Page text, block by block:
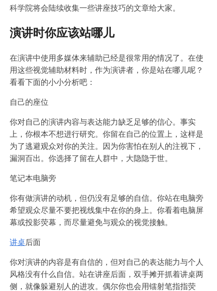
科学院将会陆续收集一些讲座技巧的文章给大家。
演讲时你应该站哪儿
在演讲中使用多媒体来辅助已经是很常用的情况了。在使
用这些视觉辅助材料时，作为演讲者，你是站在哪儿呢？
看看下面的小小分析吧：
自己的座位
你对自己的演讲内容与表达能力缺乏足够的信心。事实
上，你根本不想进行研究。你留在自己的位置上，这样是
为了逃避观众对你的关注。因为你害怕在别人的注视下，
漏洞百出。你选择了留在人群中，大隐隐于世。
笔记本电脑旁
你有做演讲的动机，但仍没有足够的自信。你站在电脑旁
希望观众尽量不要把视线集中在你的身上。你看着电脑屏
幕或投影荧幕，而尽量避免与观众的视觉接触。
讲桌后面
你对演讲的内容是有自信的，但对自己的表达能力与个人
风格没有什么自信。站在讲座后面，双手摊开抓着讲桌两
侧，就像躲避别人的进攻。偶尔你也会用镭射笔指指荧